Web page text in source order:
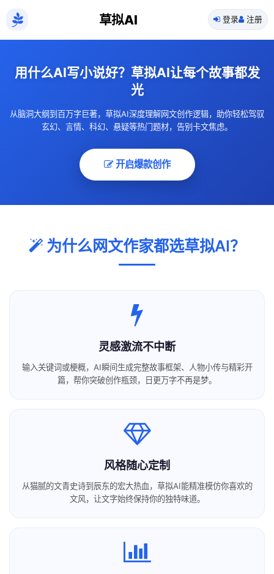
草拟AI 登录 注册
用什么AI写小说好？草拟AI让每个故事都发
光
从脑洞大纲到百万字巨著，草拟AI深度理解网文创作逻辑，助你轻松驾驭
玄幻、言情、科幻、悬疑等热门题材，告别卡文焦虑。
开启爆款创作
为什么网文作家都选草拟AI？
灵感激流不中断
输入关键词或梗概，AI瞬间生成完整故事框架、人物小传与精彩开
篇，帮你突破创作瓶颈，日更万字不再是梦。
风格随心定制
从猫腻的文青史诗到辰东的宏大热血，草拟AI能精准模仿你喜欢的
文风，让文字始终保持你的独特味道。